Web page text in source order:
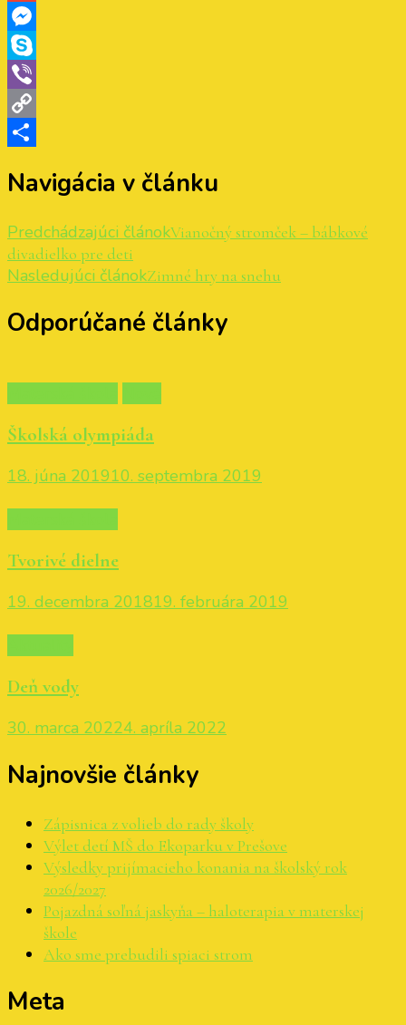
Gmail
Messenger
Skype
Viber
Copy
Navigácia v článku
Predchádzajúci článokVianočný stromček – bábkové
divadielko pre deti
Nasledujúci článokZimné hry na snehu
Odporúčané články
Školská olympiáda
18. júna 201910. septembra 2019
Tvorivé dielne
19. decembra 201819. februára 2019
Deň vody
30. marca 20224. apríla 2022
Najnovšie články
Zápisnica z volieb do rady školy
Výlet detí MŠ do Ekoparku v Prešove
Výsledky prijímacieho konania na školský rok
2026/2027
Pojazdná soľná jaskyňa – haloterapia v materskej
škole
Ako sme prebudili spiaci strom
Meta